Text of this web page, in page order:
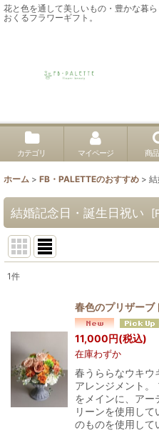
花と色を通して美しいもの・豊かな暮
おくるフラワーギフト。
カテゴリ マイページ 商
ホーム > FB・PALETTEのおすすめ >
結婚記念日・誕生日祝い [
並び順:
絞
1件
春色のプリザーブ
11,000円(税込)
在庫わずか
春うららなウキウ
アレンジメント。
をメインに、アー
リーンを使用し
のものを使用し